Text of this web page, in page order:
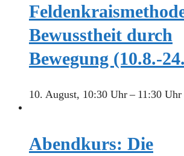
Bewusstheit durch
Bewegung (10.8.-
10. August, 10:30 Uhr– 11:30 Uhr
Abendkurs: Die